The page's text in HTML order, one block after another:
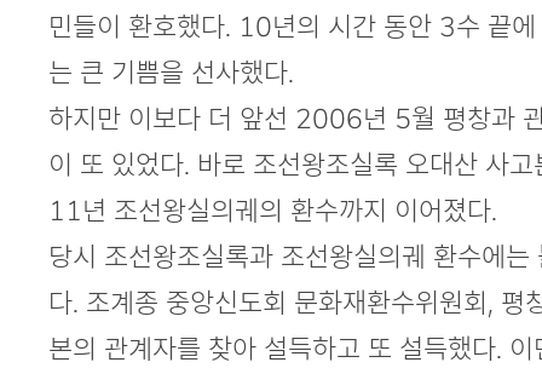
민들이 환호했다. 10년의 시간 동안 3수 끝
는 큰 기쁨을 선사했다.
하지만 이보다 더 앞선 2006년 5월 평창과
이 또 있었다. 바로 조선왕조실록 오대산 사
11년 조선왕실의궤의 환수까지 이어졌다.
당시 조선왕조실록과 조선왕실의궤 환수에
다. 조계종 중앙신도회 문화재환수위원회, 평
본의 관계자를 찾아 설득하고 또 설득했다.